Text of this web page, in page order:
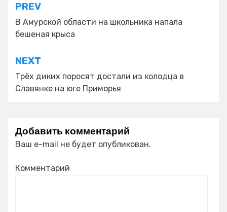
Навигация
по
записям
PREV
В Амурской области на школьника напала
бешеная крыса
NEXT
Трёх диких поросят достали из колодца в
Славянке на юге Приморья
Добавить комментарий
Ваш e-mail не будет опубликован.
Комментарий